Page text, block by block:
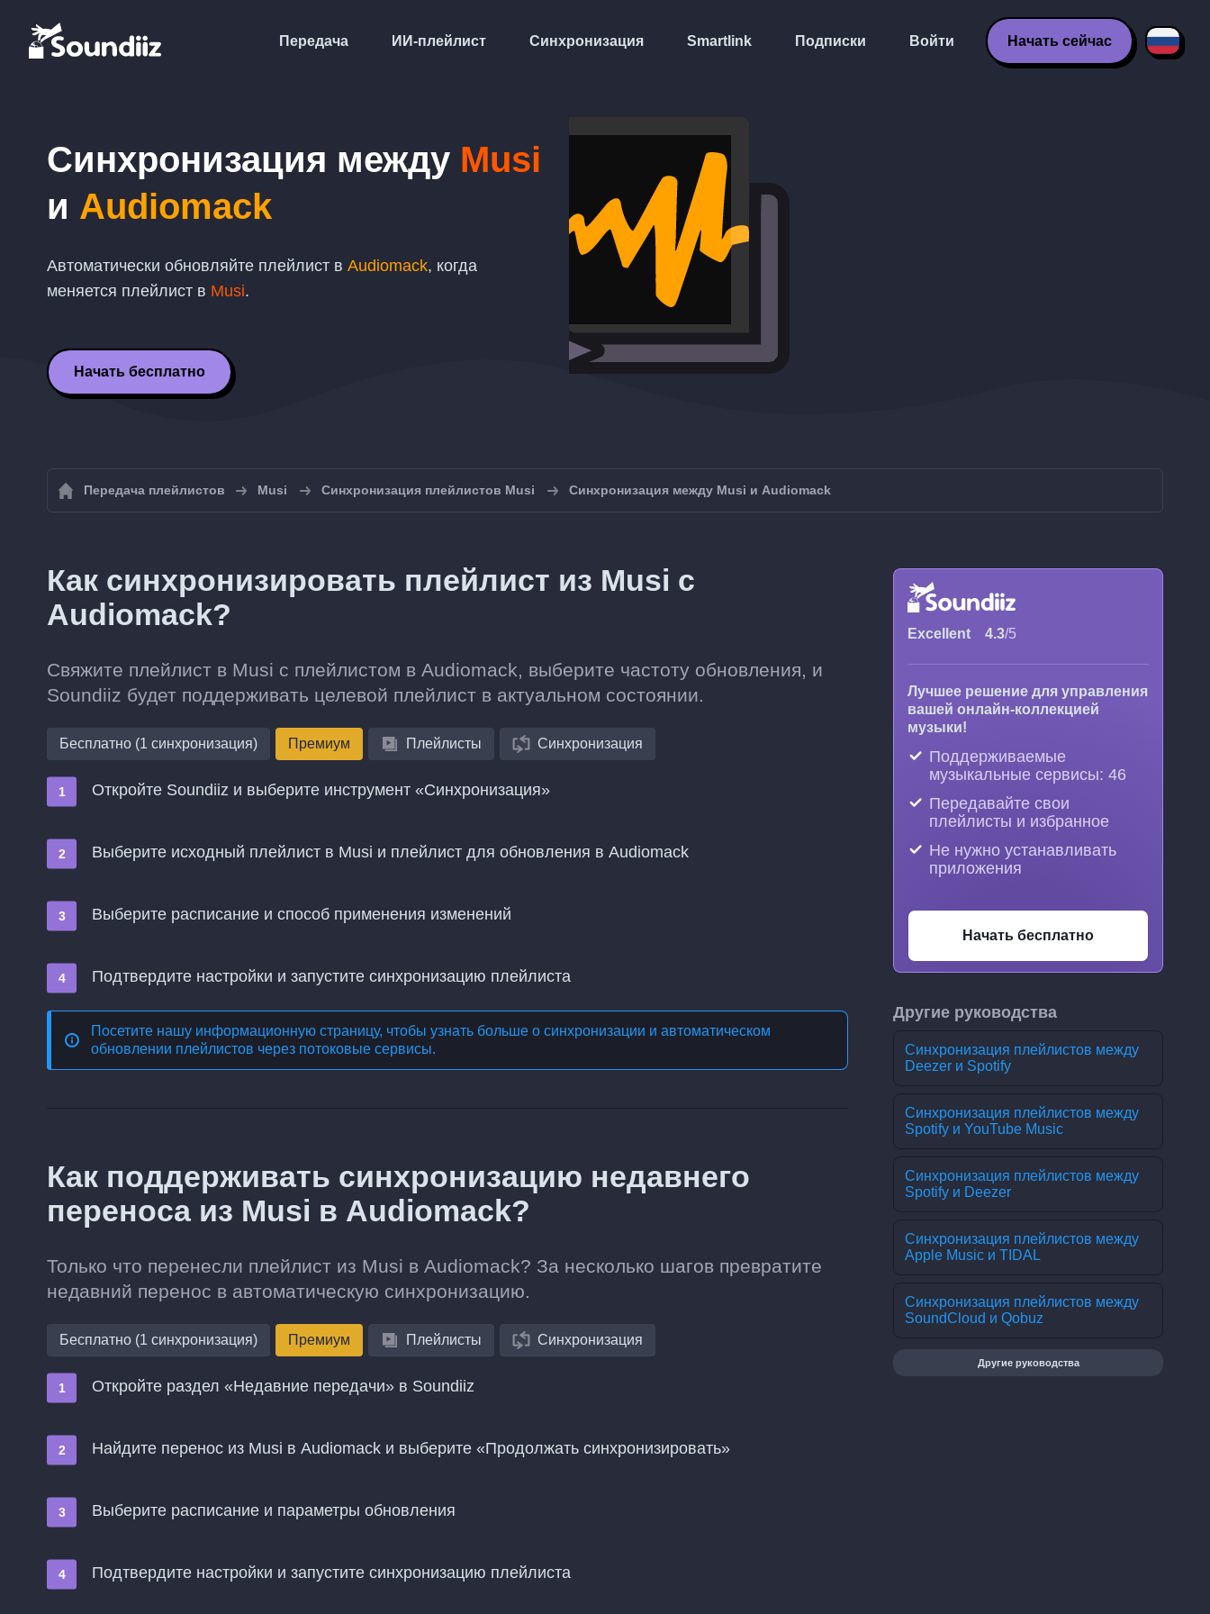
Передача ИИ-плейлист Синхронизация Smartlink Подписки Войти Начать сейчас
Синхронизация между Musi
и Audiomack
Автоматически обновляйте плейлист в Audiomack, когда
меняется плейлист в Musi.
Начать бесплатно
Передача плейлистов Musi Синхронизация плейлистов Musi Синхронизация между Musi и Audiomack
Как синхронизировать плейлист из Musi с
Audiomack?
Свяжите плейлист в Musi с плейлистом в Audiomack, выберите частоту обновления, и
Soundiiz будет поддерживать целевой плейлист в актуальном состоянии.
Бесплатно (1 синхронизация) Премиум Плейлисты Синхронизация
Откройте Soundiiz и выберите инструмент «Синхронизация»
Выберите исходный плейлист в Musi и плейлист для обновления в Audiomack
Выберите расписание и способ применения изменений
Подтвердите настройки и запустите синхронизацию плейлиста
Посетите нашу информационную страницу, чтобы узнать больше о синхронизации и автоматическом
обновлении плейлистов через потоковые сервисы.
Как поддерживать синхронизацию недавнего
переноса из Musi в Audiomack?
Только что перенесли плейлист из Musi в Audiomack? За несколько шагов превратите
недавний перенос в автоматическую синхронизацию.
Бесплатно (1 синхронизация) Премиум Плейлисты Синхронизация
Откройте раздел «Недавние передачи» в Soundiiz
Найдите перенос из Musi в Audiomack и выберите «Продолжать синхронизировать»
Выберите расписание и параметры обновления
Подтвердите настройки и запустите синхронизацию плейлиста
Excellent 4.3/5
Лучшее решение для управления
вашей онлайн-коллекцией
музыки!
Поддерживаемые
музыкальные сервисы: 46
Передавайте свои
плейлисты и избранное
Не нужно устанавливать
приложения
Начать бесплатно
Другие руководства
Синхронизация плейлистов между
Deezer и Spotify
Синхронизация плейлистов между
Spotify и YouTube Music
Синхронизация плейлистов между
Spotify и Deezer
Синхронизация плейлистов между
Apple Music и TIDAL
Синхронизация плейлистов между
SoundCloud и Qobuz
Другие руководства